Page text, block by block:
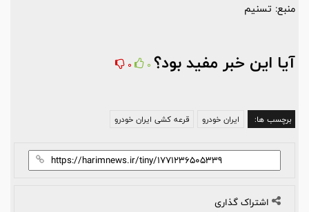
منبع: تسنیم
آیا این خبر مفید بود؟ 0
0
برچسب ها: ایران خودرو قرعه کشی ایران خودرو
اشتراک گذاری